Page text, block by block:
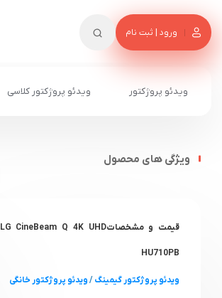
ورود | ثبت نام
ویدئو پروژکتور ویدئو پروژکتور کلاسی
ویژگی های محصول
قیمت و مشخصاتLG CineBeam Q 4K UHD
HU710PB
ویدئو پروژکتور گیمینگ/ویدئو پروژکتور خانگی